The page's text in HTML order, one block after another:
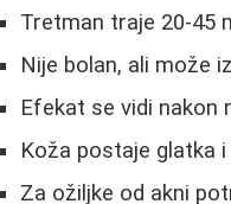
Tretman traje 20-45
Nije bolan, ali može
Efekat se vidi nakon
Koža postaje glatka
Za ožiljke od akni